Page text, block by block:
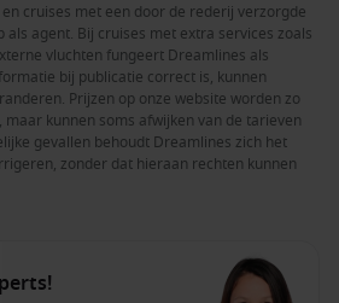
cruises met een door de rederij verzorgde
agent. Bij cruises met extra services zoals
vluchten fungeert Dreamlines als
bij publicatie correct is, kunnen
Prijzen op onze website worden zo
kunnen soms afwijken van de tarieven
gevallen behoudt Dreamlines zich het
zonder dat hieraan rechten kunnen